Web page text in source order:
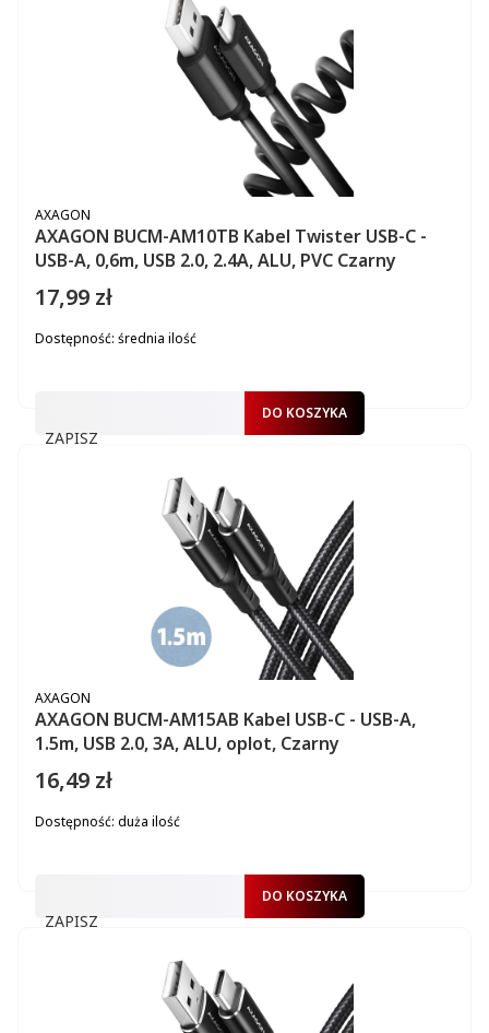
AXAGON BUCM-AM10TB Kabel Twister USB-C -
USB-A, 0,6m, USB 2.0, 2.4A, ALU, PVC Czarny
PRODUCENT
AXAGON
Cena
17,99 zł
Dostępność: średnia ilość
ZAPISZ
DO KOSZYKA
AXAGON BUCM-AM15AB Kabel USB-C - USB-A,
1.5m, USB 2.0, 3A, ALU, oplot, Czarny
PRODUCENT
AXAGON
Cena
16,49 zł
Dostępność: duża ilość
ZAPISZ
DO KOSZYKA